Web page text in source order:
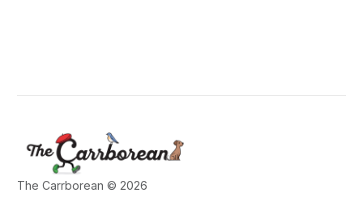
The Carrborean © 2026